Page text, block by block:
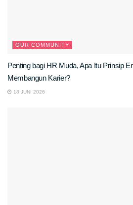
OUR COMMUNITY
Penting bagi HR Muda, Apa Itu Prinsip
Membangun Karier?
18 JUNI 2026